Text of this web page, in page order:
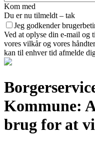
Kom med
Du er nu tilmeldt – tak
Jeg godkender
Ved at oplyse din e-mail og
vores vilkår og vores
kan til enhver tid afmelde
Kommune:
brug for at